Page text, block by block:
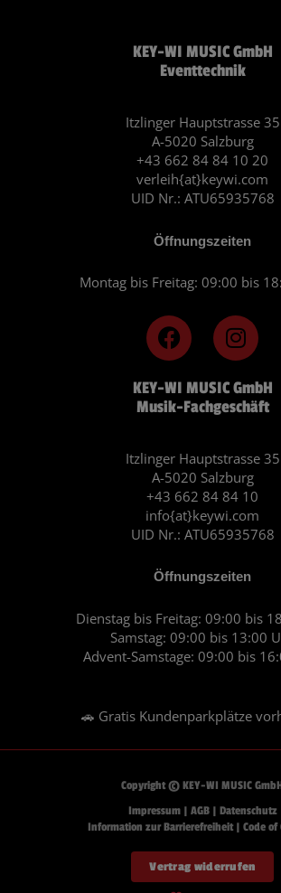
KEY-WI MUSIC GmbH
Musik-Fachgeschäft
Itzlinger Hauptstrasse 35
A-5020 Salzburg
+43 662 84 84 10
info{at}keywi.com
UID Nr.: ATU65935768
Öffnungszeiten
Dienstag bis Freitag: 09:00 bis
Samstag: 09:00 bis 13:00
Advent-Samstage: 09:00 bis
🚗 Gratis Kundenparkplätze
F
a
c
e
b
o
k
I
n
s
t
a
r
a
m
KEY-WI MUSIC GmbH
Eventtechnik
Itzlinger Hauptstrasse 35
A-5020 Salzburg
+43 662 84 84 10 20
verleih{at}keywi.com
UID Nr.: ATU65935768
Öffnungszeiten
Montag bis Freitag: 09:00 bis
Copyright © KEY-WI MUSIC
Impressum| AGB| Datenschutz
Information zur Barrierefreiheit| Code of
Vertrag widerrufen